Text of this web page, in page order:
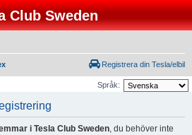
Club Sweden
Registrera din Tesla/elbil
Språk:
i Tesla Club Sweden, du behöver inte